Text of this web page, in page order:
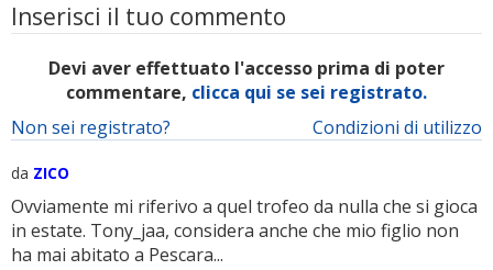
Inserisci il tuo commento
Devi aver effettuato l'accesso prima di poter
commentare, clicca qui se sei registrato.
Condizioni di utilizzo
Non sei registrato?
da ZICO
Ovviamente mi riferivo a quel trofeo da nulla che si gioca
in estate. Tony_jaa, considera anche che mio figlio non
ha mai abitato a Pescara...